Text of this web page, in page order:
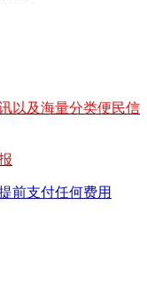
以及海量分类便民信
前支付任何费用